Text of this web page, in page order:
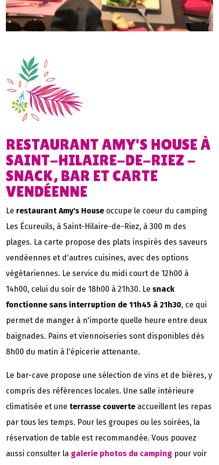
RESTAURANT AMY'S HOUSE À
SAINT-HILAIRE-DE-RIEZ -
SNACK, BAR ET CARTE
VENDÉENNE
Le restaurant Amy's House occupe le coeur du camping
Les Écureuils, à Saint-Hilaire-de-Riez, à 300 m des
plages. La carte propose des plats inspirés des saveurs
vendéennes et d'autres cuisines, avec des options
végétariennes. Le service du midi court de 12h00 à
14h00, celui du soir de 18h00 à 21h30. Le snack
fonctionne sans interruption de 11h45 à 21h30, ce qui
permet de manger à n'importe quelle heure entre deux
baignades. Pains et viennoiseries sont disponibles dès
8h00 du matin à l'épicerie attenante.
Le bar-cave propose une sélection de vins et de bières, y
compris des références locales. Une salle intérieure
climatisée et une terrasse couverte accueillent les repas
par tous les temps. Pour les groupes ou les soirées, la
réservation de table est recommandée. Vous pouvez
aussi consulter la galerie photos du camping pour voir